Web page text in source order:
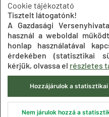
Impresszum Adatkezelési
Közadatkereső
© 2020
Cookie tájékoztató
Tisztelt látogatónk!
A Gazdasági
használ a weboldal
honlap használatával
érdekében (statisztikai
kérjük, olvassa el részletes
Hozzájárulok a
Nem járulok hozzá a